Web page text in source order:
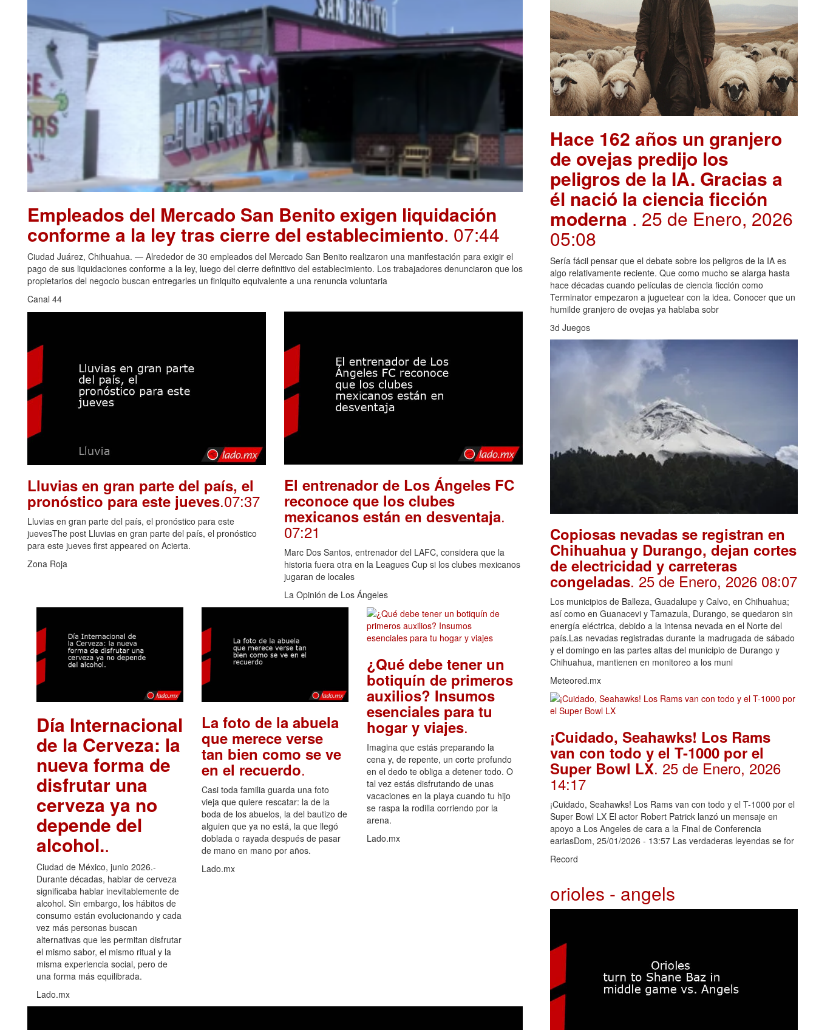
Empleados del Mercado San Benito exigen liquidación
conforme a la ley tras cierre del establecimiento. 07:44
Ciudad Juárez, Chihuahua. — Alrededor de 30 empleados del Mercado San Benito realizaron una manifestación para exigir el
pago de sus liquidaciones conforme a la ley, luego del cierre definitivo del establecimiento. Los trabajadores denunciaron que los
propietarios del negocio buscan entregarles un finiquito equivalente a una renuncia voluntaria
Canal 44
Lluvias en gran parte del país, el
pronóstico para este jueves.07:37
Lluvias en gran parte del país, el pronóstico para este
juevesThe post Lluvias en gran parte del país, el pronóstico
para este jueves first appeared on Acierta.
Zona Roja
El entrenador de Los Ángeles FC
reconoce que los clubes
mexicanos están en desventaja.
07:21
Marc Dos Santos, entrenador del LAFC, considera que la
historia fuera otra en la Leagues Cup si los clubes mexicanos
jugaran de locales
La Opinión de Los Ángeles
Día Internacional
de la Cerveza: la
nueva forma de
disfrutar una
cerveza ya no
depende del
alcohol..
Ciudad de México, junio 2026.-
Durante décadas, hablar de cerveza
significaba hablar inevitablemente de
alcohol. Sin embargo, los hábitos de
consumo están evolucionando y cada
vez más personas buscan
alternativas que les permitan disfrutar
el mismo sabor, el mismo ritual y la
misma experiencia social, pero de
una forma más equilibrada.
Lado.mx
La foto de la abuela
que merece verse
tan bien como se ve
en el recuerdo.
Casi toda familia guarda una foto
vieja que quiere rescatar: la de la
boda de los abuelos, la del bautizo de
alguien que ya no está, la que llegó
doblada o rayada después de pasar
de mano en mano por años.
Lado.mx
¿Qué debe tener un
botiquín de primeros
auxilios? Insumos
esenciales para tu
hogar y viajes.
Imagina que estás preparando la
cena y, de repente, un corte profundo
en el dedo te obliga a detener todo. O
tal vez estás disfrutando de unas
vacaciones en la playa cuando tu hijo
se raspa la rodilla corriendo por la
arena.
Lado.mx
Hace 162 años un granjero
de ovejas predijo los
peligros de la IA. Gracias a
él nació la ciencia ficción
moderna . 25 de Enero, 2026
05:08
Sería fácil pensar que el debate sobre los peligros de la IA es
algo relativamente reciente. Que como mucho se alarga hasta
hace décadas cuando películas de ciencia ficción como
Terminator empezaron a juguetear con la idea. Conocer que un
humilde granjero de ovejas ya hablaba sobr
3d Juegos
Copiosas nevadas se registran en
Chihuahua y Durango, dejan cortes
de electricidad y carreteras
congeladas. 25 de Enero, 2026 08:07
Los municipios de Balleza, Guadalupe y Calvo, en Chihuahua;
así como en Guanacevi y Tamazula, Durango, se quedaron sin
energía eléctrica, debido a la intensa nevada en el Norte del
país.Las nevadas registradas durante la madrugada de sábado
y el domingo en las partes altas del municipio de Durango y
Chihuahua, mantienen en monitoreo a los muni
Meteored.mx
¡Cuidado, Seahawks! Los Rams
van con todo y el T-1000 por el
Super Bowl LX. 25 de Enero, 2026
14:17
¡Cuidado, Seahawks! Los Rams van con todo y el T-1000 por el
Super Bowl LX El actor Robert Patrick lanzó un mensaje en
apoyo a Los Angeles de cara a la Final de Conferencia
eariasDom, 25/01/2026 - 13:57 Las verdaderas leyendas se for
Record
orioles - angels